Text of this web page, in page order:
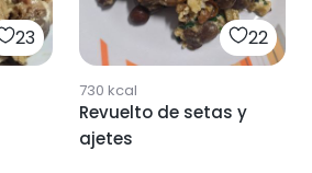
23 22
730 kcal
Revuelto de setas y
ajetes